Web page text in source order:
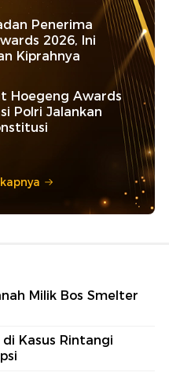
Penerima
2026, Ini
Kiprahnya
Hoegeng Awards
Polri Jalankan
Milik Bos Smelter
Kasus Rintangi